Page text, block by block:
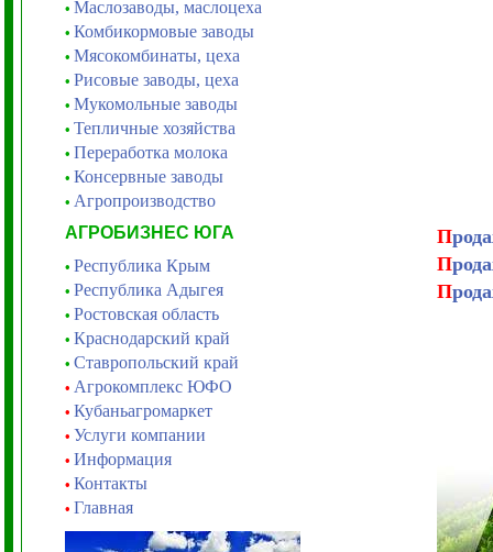
• Маслозаводы, маслоцеха
• Комбикормовые заводы
• Мясокомбинаты, цеха
• Рисовые заводы, цеха
• Мукомольные заводы
• Тепличные хозяйства
• Переработка молока
• Консервные заводы
• Агропроизводство
АГРОБИЗНЕС ЮГА
• Республика Крым
• Республика Адыгея
• Ростовская область
• Краснодарский край
• Ставропольский край
• Агрокомплекс ЮФО
• Кубаньагромаркет
• Услуги компании
• Информация
• Контакты
• Главная
П
П
П